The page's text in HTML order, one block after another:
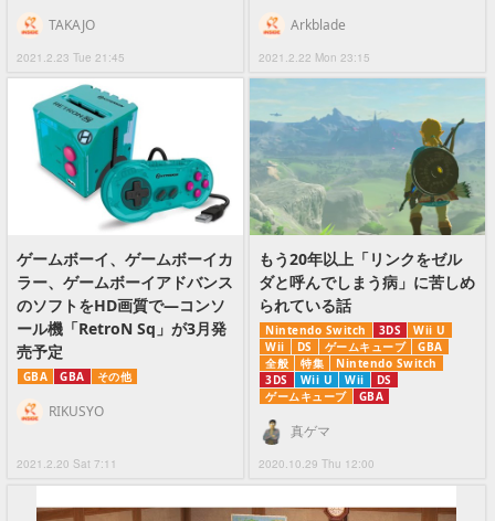
2021.2.23 Tue 21:45
TAKAJO
2021.2.22 Mon 23:15
Arkblade
ゲームボーイ、ゲームボーイカ
ラー、ゲームボーイアドバンス
のソフトをHD画質で―コンソ
ール機「RetroN Sq」が3月発
売予定
GBA GBA その他
2021.2.20 Sat 7:11
RIKUSYO
もう20年以上「リンクをゼル
ダと呼んでしまう病」に苦しめ
られている話
Nintendo Switch 3DS
Wii U
Wii
DS ゲームキューブ
GBA
全般
特集
Nintendo Switch
3DS
Wii U Wii
DS
ゲームキューブ
GBA
2020.10.29 Thu 12:00
真ゲマ